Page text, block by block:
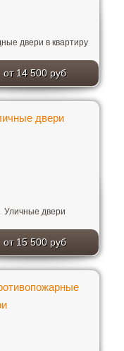
двери в квартиру
от 14 500 руб
Уличные двери
от 15 500 руб